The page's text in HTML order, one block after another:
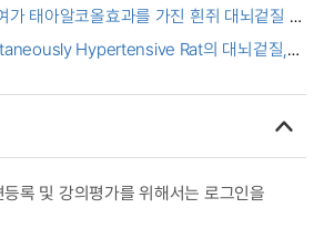
and 100Hz electroacupuncture on
cortex, brain stem and
태아알코올효과를 가진 흰쥐 대뇌겉질 및
함유 신경세포의 생후 발달에 미치는
thyroxine teatment on the
neurons with fetal alcohol
and cerebellar cortex
Hypertensive Rat의 대뇌겉질,
rats
록 및 강의평가를 위해서는 로그인을